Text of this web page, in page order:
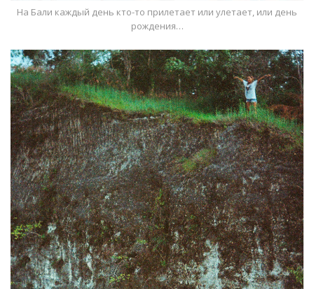
На Бали каждый день кто-то прилетает или улетает, или день
рождения…